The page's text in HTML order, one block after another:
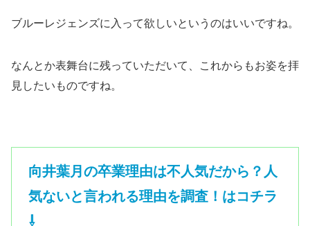
ブルーレジェンズに入って欲しいというのはいいですね。
なんとか表舞台に残っていただいて、これからもお姿を拝
見したいものですね。
向井葉月の卒業理由は不人気だから？人
気ないと言われる理由を調査！はコチラ
⇩